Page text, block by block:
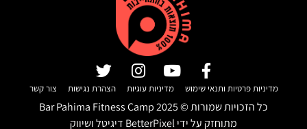
מדיניות פרטיות ותנאי שימוש מדיניות עוגיות הצהרת נגישות צור קשר
כל הזכויות שמורות © Bar Pahima Fitness Camp2025
מתוחזק על ידיBetterPixel דיגיטל ושיווק